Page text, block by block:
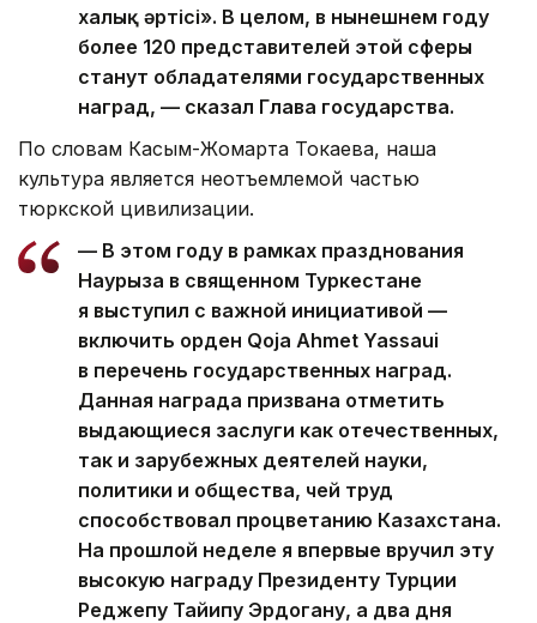
халық әртісі». В целом, в нынешнем году
более 120 представителей этой сферы
станут обладателями государственных
наград, — сказал Глава государства.
По словам Касым-Жомарта Токаева, наша
культура является неотъемлемой частью
тюркской цивилизации.
— В этом году в рамках празднования
Наурыза в священном Туркестане
я выступил с важной инициативой —
включить орден Qoja Ahmet Yassaui
в перечень государственных наград.
Данная награда призвана отметить
выдающиеся заслуги как отечественных,
так и зарубежных деятелей науки,
политики и общества, чей труд
способствовал процветанию Казахстана.
На прошлой неделе я впервые вручил эту
высокую награду Президенту Турции
Реджепу Тайипу Эрдогану, а два дня